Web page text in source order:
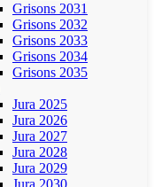
Grisons 2031
Grisons 2032
Grisons 2033
Grisons 2034
Grisons 2035
Jura 2025
Jura 2026
Jura 2027
Jura 2028
Jura 2029
Jura 2030